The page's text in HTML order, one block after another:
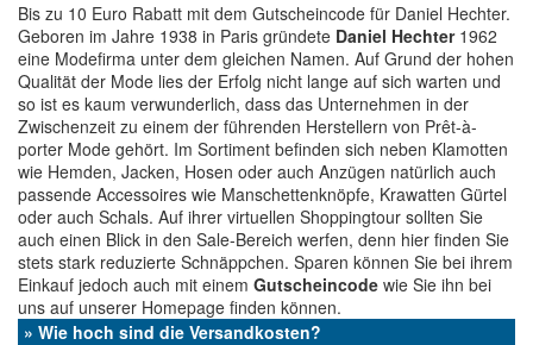
Bis zu 10 Euro Rabatt mit dem Gutscheincode für Daniel Hechter.
Geboren im Jahre 1938 in Paris gründete Daniel Hechter1962
eine Modefirma unter dem gleichen Namen. Auf Grund der hohen
Qualität der Mode lies der Erfolg nicht lange auf sich warten und
so ist es kaum verwunderlich, dass das Unternehmen in der
Zwischenzeit zu einem der führenden Herstellern von Prêt-à-
porter Mode gehört. Im Sortiment befinden sich neben Klamotten
wie Hemden, Jacken, Hosen oder auch Anzügen natürlich auch
passende Accessoires wie Manschettenknöpfe, Krawatten Gürtel
oder auch Schals. Auf ihrer virtuellen Shoppingtour sollten Sie
auch einen Blick in den Sale-Bereich werfen, denn hier finden Sie
stets stark reduzierte Schnäppchen. Sparen können Sie bei ihrem
Einkauf jedoch auch mit einem Gutscheincode wie Sie ihn bei
uns auf unserer Homepage finden können.
» Wie hoch sind die Versandkosten?